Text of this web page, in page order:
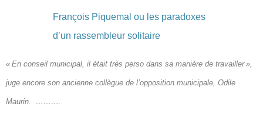
François Piquemal ou les paradoxes
d’un rassembleur solitaire
« En conseil municipal, il était très perso dans sa manière de travailler »,
juge encore son ancienne collègue de l’opposition municipale, Odile
Maurin. ……….